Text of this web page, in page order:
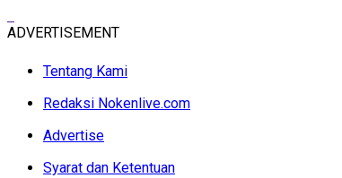
ADVERTISEMENT
Tentang Kami
Redaksi Nokenlive.com
Advertise
Syarat dan Ketentuan